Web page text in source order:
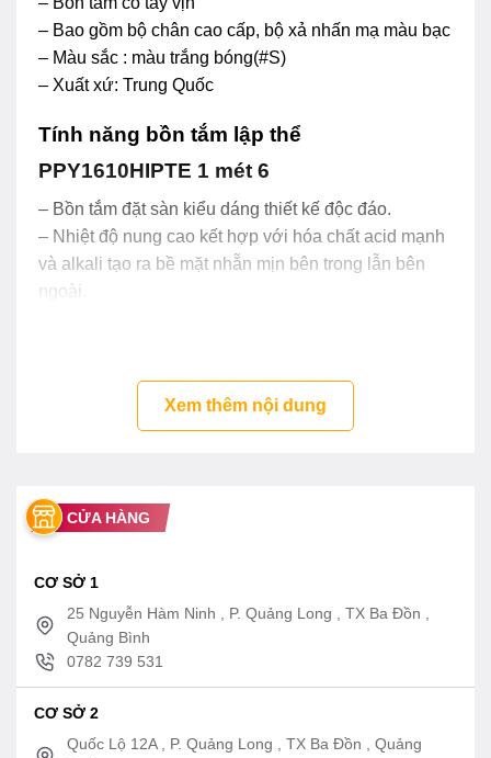
– Bao gồm bộ chân cao cấp, bộ xả nhấn mạ màu bạc
– Màu sắc : màu trắng bóng(#S)
– Xuất xứ: Trung Quốc
Tính năng bồn tắm lập thể
PPY1610HIPTE 1 mét 6
– Bồn tắm đặt sàn kiểu dáng thiết kế độc đáo.
– Nhiệt độ nung cao kết hợp với hóa chất acid mạnh
và alkali tạo ra bề mặt nhẵn mịn bên trong lẫn bên
ngoài.
Xem thêm nội dung
CỬA HÀNG
CƠ SỞ 1
25 Nguyễn Hàm Ninh , P. Quảng Long , TX Ba Đồn ,
Quảng Bình
0782 739 531
CƠ SỞ 2
Quốc Lộ 12A , P. Quảng Long , TX Ba Đồn , Quảng